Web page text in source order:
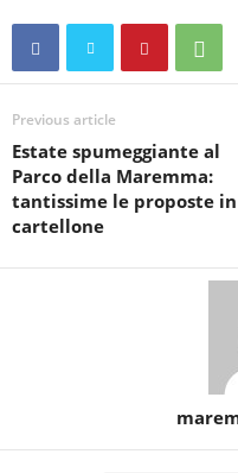
Previous article
Estate spumeggiante al
Parco della Maremma:
tantissime le proposte in
cartellone